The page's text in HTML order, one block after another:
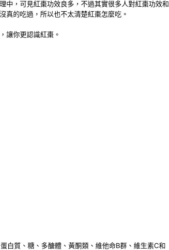
中，可見紅棗功效良多，不過其實很多人對紅棗功效和
真的吃過，所以也不太清楚紅棗怎麼吃。
讓你更認識紅棗。
白質、糖、多醣體、黃酮類、維他命B群、維生素C和